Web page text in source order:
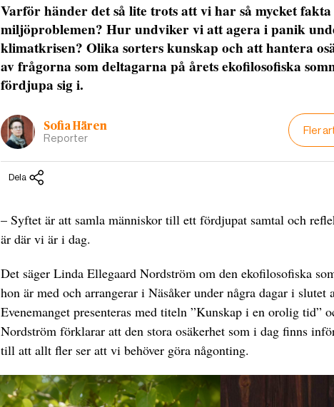
Varför händer det så lite trots att vi har så mycket
miljöproblemen? Hur undviker vi att agera i panik
klimatkrisen? Olika sorters kunskap och att hantera
av frågorna som deltagarna på årets ekofilosofiska
fördjupa sig i.
Sofia Hären
Reporter
Fler
Dela
– Syftet är att samla människor till ett fördjupat samtal och
är där vi är i dag.
Det säger Linda Ellegaard Nordström om den ekofilosofiska
hon är med och arrangerar i Näsåker under några dagar i slutet
Evenemanget presenteras med titeln ”Kunskap i en orolig tid”
Nordström förklarar att den stora osäkerhet som i dag finns
till att allt fler ser att vi behöver göra någonting.